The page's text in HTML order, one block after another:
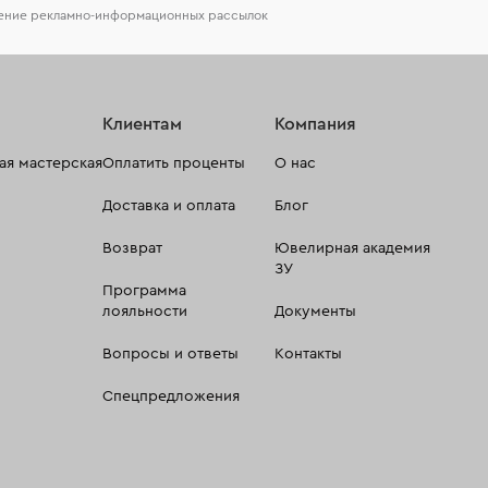
рекламно-информационных рассылок
мастерская
Клиентам
Оплатить проценты
Доставка и оплата
Возврат
Программа
лояльности
Вопросы и ответы
Спецпредложения
Компания
О нас
Блог
Ювелирная академия
ЗУ
Документы
Контакты